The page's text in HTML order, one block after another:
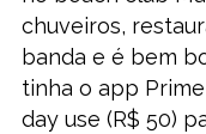
chuveiros,
banda e é bem
tinha o app
day use (R$ 50)